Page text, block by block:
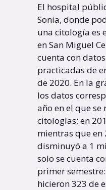
El hospital
Sonia, donde
una citología es
en San Miguel
cuenta con
practicadas de
de 2020. En la
los datos
año en el que
citologías; en
mientras que en
disminuyó a 1
solo se cuenta
primer
hicieron 323 de